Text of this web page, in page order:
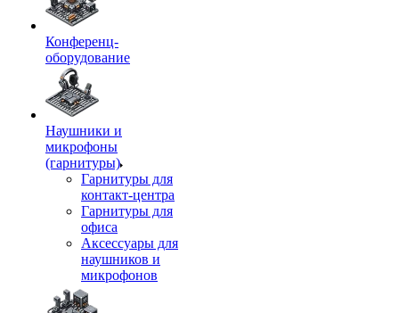
Конференц-
оборудование
Наушники и
микрофоны
(гарнитуры)
Гарнитуры для
контакт-центра
Гарнитуры для
офиса
Аксессуары для
наушников и
микрофонов